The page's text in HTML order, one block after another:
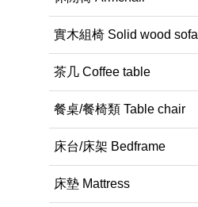
實木組椅 Solid wood sofa
茶几 Coffee table
餐桌/餐椅類 Table chair
床台/床架 Bedframe
床墊 Mattress